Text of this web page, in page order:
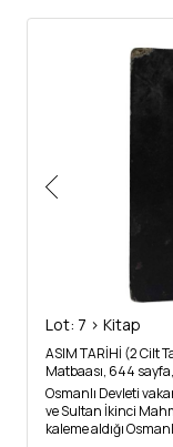
Lot: 7 > Kitap
ASIM TARİHİ (2 Cilt
Matbaası, 644
Osmanlı Devleti
ve Sultan İkinci
kaleme aldığı